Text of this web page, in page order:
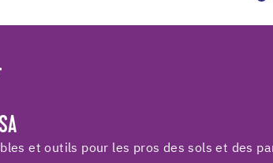
et outils pour les pros des sols et des